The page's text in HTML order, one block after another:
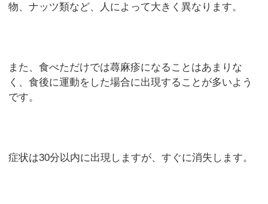
物、ナッツ類など、人によって大きく異なります。
また、食べただけでは蕁麻疹になることはあまりな
く、食後に運動をした場合に出現することが多いよう
です。
症状は30分以内に出現しますが、すぐに消失します。